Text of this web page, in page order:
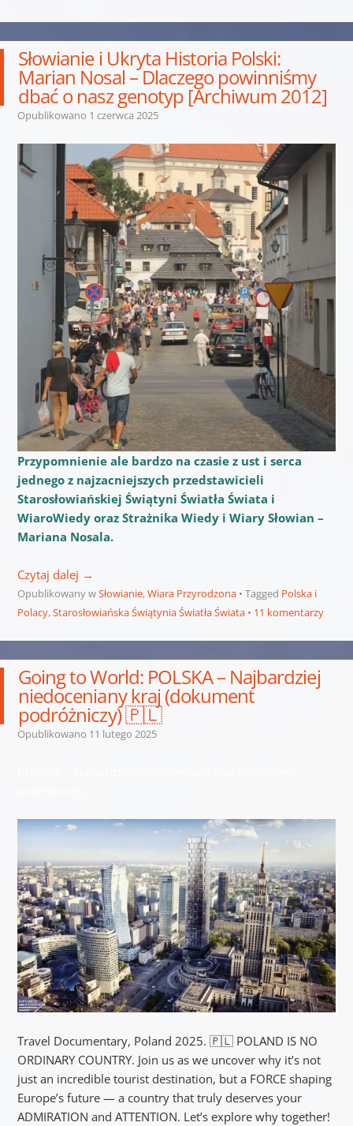
Słowianie i Ukryta Historia Polski:
Marian Nosal – Dlaczego powinniśmy
dbać o nasz genotyp [Archiwum 2012]
Opublikowano 1 czerwca 2025
Przypomnienie ale bardzo na czasie z ust i serca
jednego z najzacniejszych przedstawicieli
Starosłowiańskiej Świątyni Światła Świata i
WiaroWiedy oraz Strażnika Wiedy i Wiary Słowian –
Mariana Nosala.
Czytaj dalej →
Opublikowany wSłowianie,Wiara Przyrodzona Tagged Polska i
Polacy,Starosłowiańska Świątynia Światła Świata 11 komentarzy
Going to World: POLSKA – Najbardziej
niedoceniany kraj (dokument
podróżniczy) 🇵🇱
Opublikowano 11 lutego 2025
Travel Documentary, Poland 2025. 🇵🇱 POLAND IS NO
ORDINARY COUNTRY. Join us as we uncover why it’s not
just an incredible tourist destination, but a FORCE shaping
Europe’s future — a country that truly deserves your
ADMIRATION and ATTENTION. Let’s explore why together!